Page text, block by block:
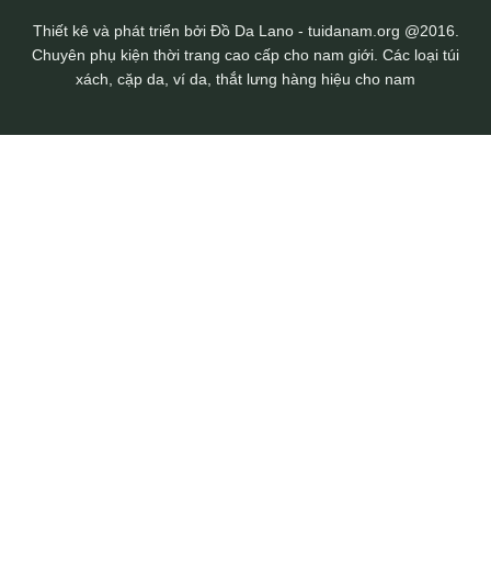
Thiết kê và phát triển bởi Đồ Da Lano - tuidanam.org @2016.
Chuyên phụ kiện thời trang cao cấp cho nam giới. Các loại túi
xách, cặp da, ví da, thắt lưng hàng hiệu cho nam